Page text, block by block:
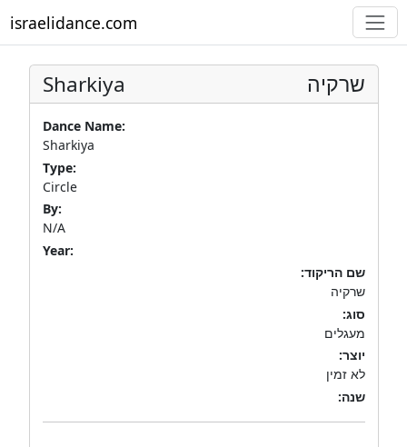
israelidance.com
Sharkiya שרקיה
Dance Name:
Sharkiya
Type:
Circle
By:
N/A
Year:
שם הריקוד:
שרקיה
סוג:
מעגלים
יוצר:
לא זמין
שנה: